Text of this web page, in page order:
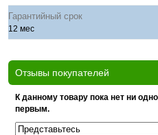
Гарантийный срок
12 мес
Отзывы покупателей
К данному товару пока нет ни
первым.